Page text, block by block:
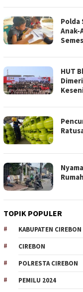
Polda
Anak-
HUT
TOPIK POPULER
KABUPATEN CIREBON
CIREBON
POLRESTA CIREBON
PEMILU 2024